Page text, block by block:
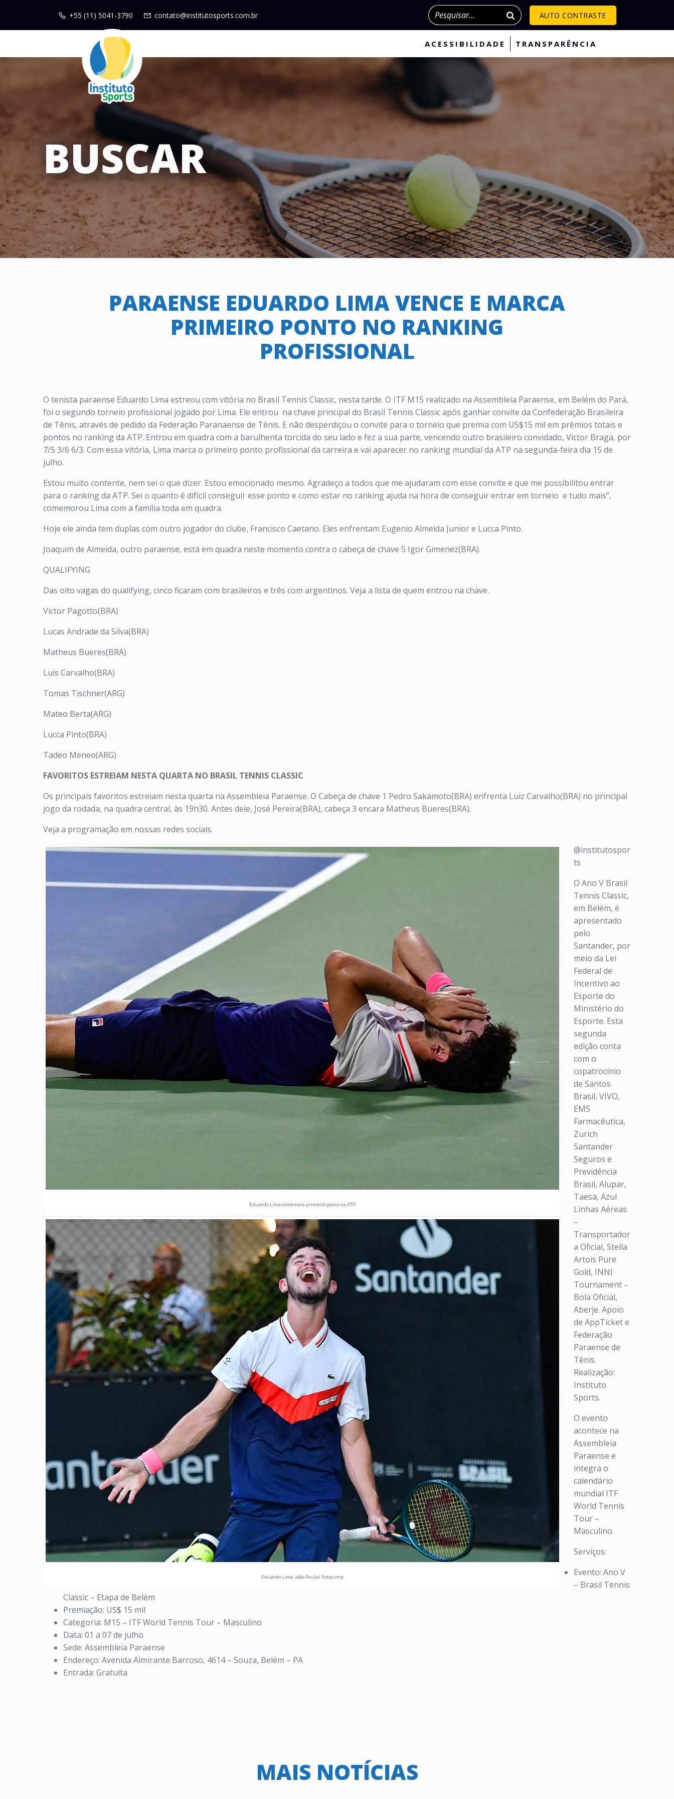
+55 (11) 5041-3790 contato@institutosports.com.br Pesquisar AUTO CONTRASTE
ACESSIBILIDADE TRANSPARÊNCIA
BUSCAR
PARAENSE EDUARDO LIMA VENCE E MARCA
PRIMEIRO PONTO NO RANKING
PROFISSIONAL
O tenista paraense Eduardo Lima estreou com vitória no Brasil Tennis Classic, nesta tarde. O ITF M15 realizado na Assembleia Paraense, em Belém do Pará,
foi o segundo torneio profissional jogado por Lima. Ele entrou na chave principal do Brasil Tennis Classic após ganhar convite da Confederação Brasileira
de Tênis, através de pedido da Federação Paranaense de Tênis. E não desperdiçou o convite para o torneio que premia com US$15 mil em prêmios totais e
pontos no ranking da ATP. Entrou em quadra com a barulhenta torcida do seu lado e fez a sua parte, vencendo outro brasileiro convidado, Victor Braga, por
7/5 3/6 6/3. Com essa vitória, Lima marca o primeiro ponto profissional da carreira e vai aparecer no ranking mundial da ATP na segunda-feira dia 15 de
julho.
Estou muito contente, nem sei o que dizer. Estou emocionado mesmo. Agradeço a todos que me ajudaram com esse convite e que me possibilitou entrar
para o ranking da ATP. Sei o quanto é difícil conseguir esse ponto e como estar no ranking ajuda na hora de conseguir entrar em torneio e tudo mais”,
comemorou Lima com a família toda em quadra.
Hoje ele ainda tem duplas com outro jogador do clube, Francisco Caetano. Eles enfrentam Eugenio Almeida Junior e Lucca Pinto.
Joaquim de Almeida, outro paraense, está em quadra neste momento contra o cabeça de chave 5 Igor Gimenez(BRA).
QUALIFYING
Das oito vagas do qualifying, cinco ficaram com brasileiros e três com argentinos. Veja a lista de quem entrou na chave.
Victor Pagotto(BRA)
Lucas Andrade da Silva(BRA)
Matheus Bueres(BRA)
Luis Carvalho(BRA)
Tomas Tischner(ARG)
Mateo Berta(ARG)
Lucca Pinto(BRA)
Tadeo Meneo(ARG)
FAVORITOS ESTREIAM NESTA QUARTA NO BRASIL TENNIS CLASSIC
Os principais favoritos estreiam nesta quarta na Assembleia Paraense. O Cabeça de chave 1 Pedro Sakamoto(BRA) enfrenta Luiz Carvalho(BRA) no principal
jogo da rodada, na quadra central, às 19h30. Antes dele, José Pereira(BRA), cabeça 3 encara Matheus Bueres(BRA).
Veja a programação em nossas redes sociais.
Eduardo Lima comemora primeiro ponto na ATP
Eduardo Lima- João Paulo/ Fotojump
@institutospor
ts
O Ano V Brasil
Tennis Classic,
em Belém, é
apresentado
pelo
Santander, por
meio da Lei
Federal de
Incentivo ao
Esporte do
Ministério do
Esporte. Esta
segunda
edição conta
com o
copatrocínio
de Santos
Brasil, VIVO,
EMS
Farmacêutica,
Zurich
Santander
Seguros e
Previdência
Brasil, Alupar,
Taesa, Azul
Linhas Aéreas
–
Transportador
a Oficial, Stella
Artois Pure
Gold, INNI
Tournament –
Bola Oficial,
Aberje. Apoio
de AppTicket e
Federação
Paraense de
Tênis.
Realização:
Instituto
Sports.
O evento
acontece na
Assembleia
Paraense e
integra o
calendário
mundial ITF
World Tennis
Tour –
Masculino.
Serviços:
Evento: Ano V
– Brasil Tennis
Classic – Etapa de Belém
Premiação: US$ 15 mil
Categoria: M15 – ITF World Tennis Tour – Masculino
Data: 01 a 07 de julho
Sede: Assembleia Paraense
Endereço: Avenida Almirante Barroso, 4614 – Souza, Belém – PA
Entrada: Gratuita
MAIS NOTÍCIAS